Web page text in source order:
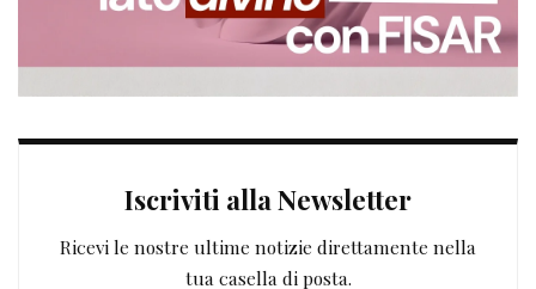
Iscriviti alla Newsletter
Ricevi le nostre ultime notizie direttamente nella
tua casella di posta.